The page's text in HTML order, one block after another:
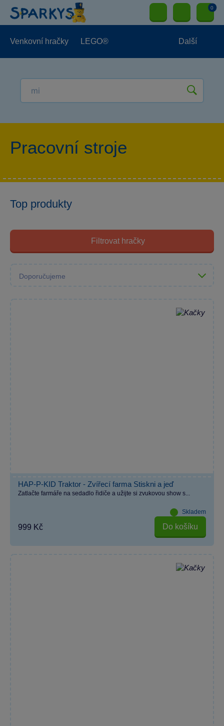
0
Venkovní hračky LEGO® Další
Pracovní stroje
Top produkty
Filtrovat hračky
HAP-P-KID Traktor - Zvířecí farma Stiskni a jeď
Zatlačte farmáře na sedadlo řidiče a užijte si zvukovou show s...
Skladem
999 Kč Do košíku